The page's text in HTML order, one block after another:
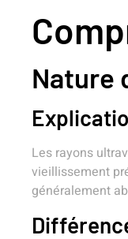
Nature
Les rayons
vieillissement
généralement